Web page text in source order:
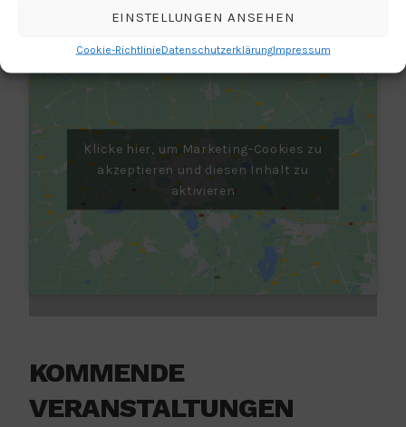
EINSTELLUNGEN ANSEHEN
Cookie-RichtlinieDatenschutzerklärungImpressum
Klicke hier, um Marketing-Cookies zu
akzeptieren und diesen Inhalt zu
aktivieren
KOMMENDE
VERANSTALTUNGEN